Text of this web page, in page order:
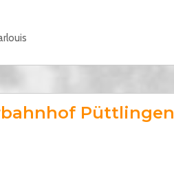
Püttlingen